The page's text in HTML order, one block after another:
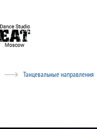
Танцевальные направления